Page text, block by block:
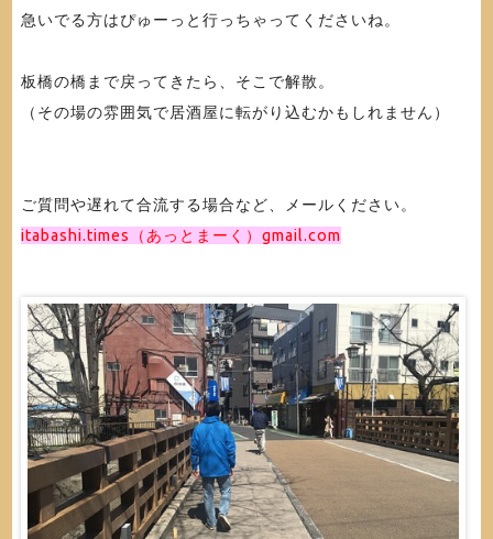
急いでる方はぴゅーっと行っちゃってくださいね。
板橋の橋まで戻ってきたら、そこで解散。
（その場の雰囲気で居酒屋に転がり込むかもしれません）
ご質問や遅れて合流する場合など、メールください。
itabashi.times（あっとまーく）gmail.com